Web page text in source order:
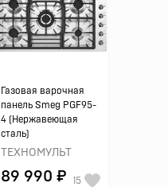
Газовая варочная
панель Smeg PGF95-
4 (Нержавеющая
сталь)
ТЕХНОМУЛЬТ
89 990 ₽ 15